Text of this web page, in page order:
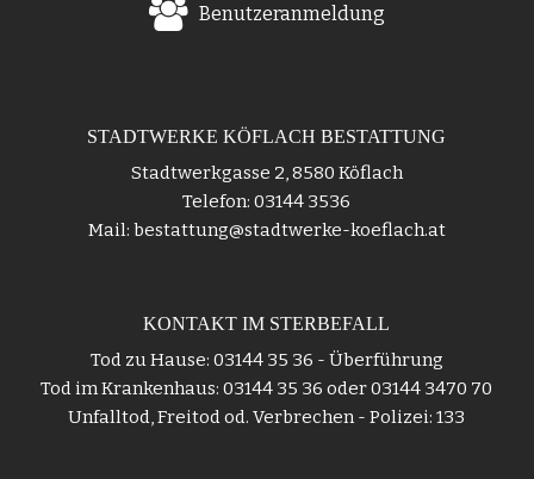
Benutzeranmeldung
STADTWERKE KÖFLACH BESTATTUNG
Stadtwerkgasse 2, 8580 Köflach
Telefon: 03144 3536
Mail: bestattung@stadtwerke-koeflach.at
KONTAKT IM STERBEFALL
Tod zu Hause: 03144 35 36 - Überführung
Tod im Krankenhaus: 03144 35 36 oder 03144 3470 70
Unfalltod, Freitod od. Verbrechen - Polizei: 133